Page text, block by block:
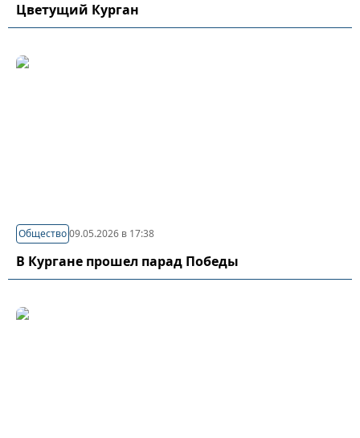
Цветущий Курган
Общество09.05.2026 в 17:38
В Кургане прошел парад Победы